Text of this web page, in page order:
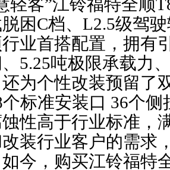
轻客”江铃福特全顺
困C档、L2.5级驾
业首搭配置，拥有
5.25吨极限承载力
为个性改装预留了
标准安装口 36个
性高于行业标准，
装行业客户的需求
今，购买江铃福特